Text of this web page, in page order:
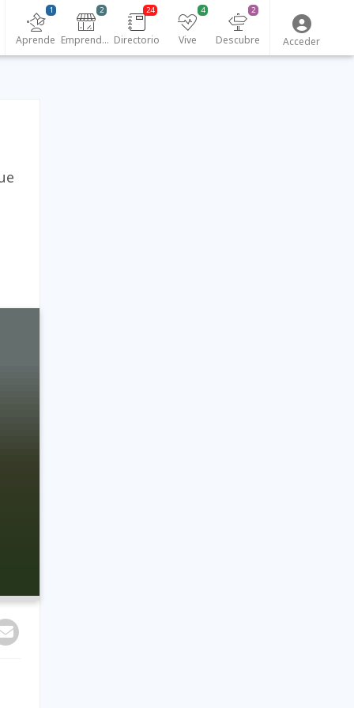
Aprende
1
Emprendedores
2
Directorio
24
Vive
4
Descubre
2
Acceder